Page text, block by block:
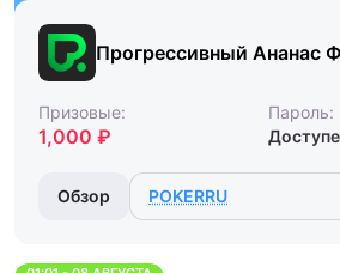
Прогрессивный Ананас
Призовые:
1,000 ₽
Пароль:
Обзор POKERRU